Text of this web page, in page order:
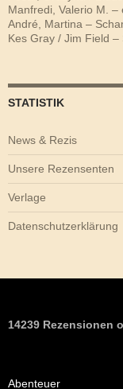
Manfredi, Valerio M.
André, Martina –
Kes Gray / Jim Field –
STATISTIK
News & Rezis
Unsere Rezensenten
Verlage
Datenschutzerklärung
14239 Rezensionen
Abenteuer